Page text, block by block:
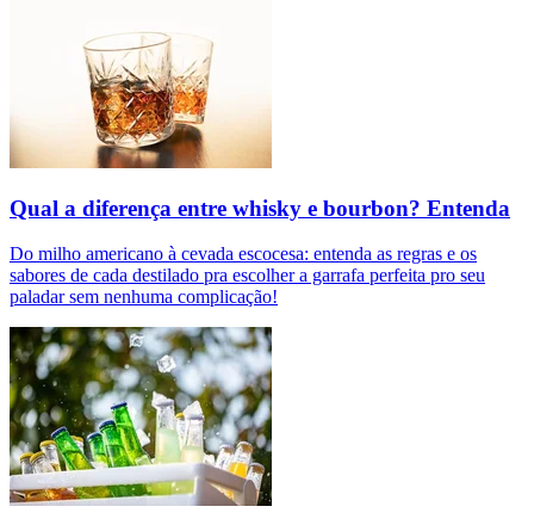
Qual a diferença entre whisky e bourbon? Entenda
Do milho americano à cevada escocesa: entenda as regras e os
sabores de cada destilado pra escolher a garrafa perfeita pro seu
paladar sem nenhuma complicação!